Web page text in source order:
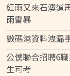
紅雨又來石澳道
雨雷暴
數碼港資料洩漏
公僕聯合招聘6
生可考